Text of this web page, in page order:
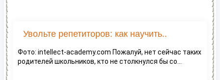
Увольте репетиторов: как научить..
Фото: intellect-academy.com Пожалуй, нет сейчас таких
родителей школьников, кто не столкнулся бы со...